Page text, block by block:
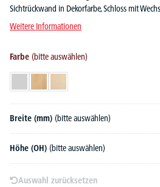
Sichtrückwand in Dekorfarbe, Schloss mit
Weitere Informationen
Farbe (bitte auswählen)
Breite (mm) (bitte auswählen)
Höhe (OH) (bitte auswählen)
Auswahl zurücksetzen